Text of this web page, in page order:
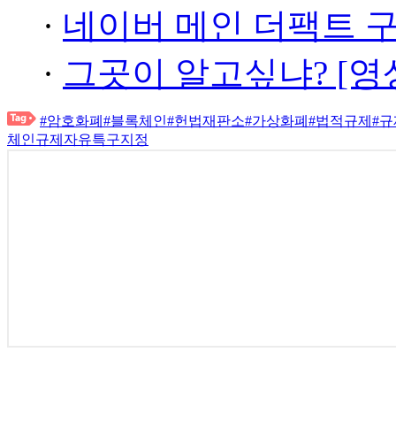
· 네이버 메인 더팩트
· 그곳이 알고싶냐? [
#암호화폐 #블록체인#헌법재판소#가상화폐 #법적규제 #
체인규제자유특구지정